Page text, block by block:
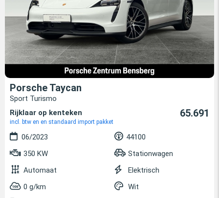
Porsche Taycan
Sport Turismo
Rijklaar op kenteken
incl. btw en en standaard import pakket
65.691
06/2023
44100
350 KW
Stationwagen
Automaat
Elektrisch
0 g/km
Wit